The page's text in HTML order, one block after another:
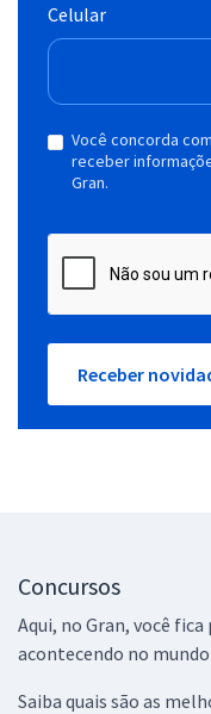
Celular
Você concorda
receber
Gran.
Receber
Concursos
Aqui, no Gran, você
acontecendo no
Saiba quais são as